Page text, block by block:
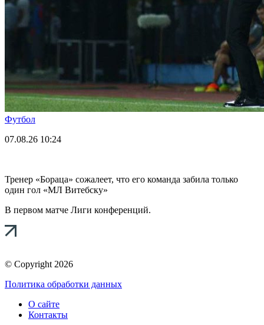
Футбол
07.08.26 10:24
Тренер «Бораца» сожалеет, что его команда забила только
один гол «МЛ Витебску»
В первом матче Лиги конференций.
© Copyright 2026
Политика обработки данных
О сайте
Контакты